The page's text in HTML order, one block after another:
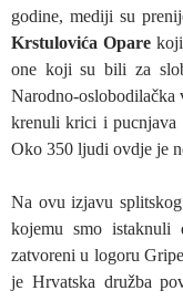
godine, mediji su
Krstulovića Oparekoji
one koji su bili za
Narodno-oslobodilačka
krenuli krici i pucnjava
Oko 350 ljudi ovdje je
Na ovu izjavu
kojemu smo
zatvoreni u logoru
je Hrvatska družba